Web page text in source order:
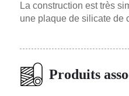
La construction est très
une plaque de silicate de
Produits